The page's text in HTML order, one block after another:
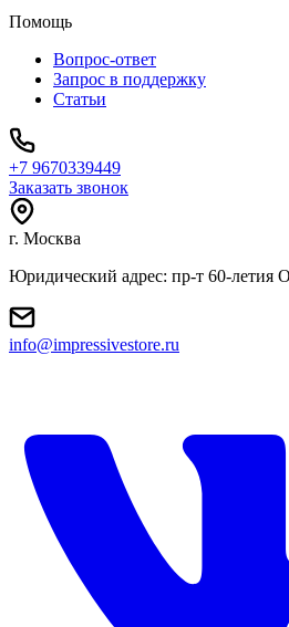
Помощь
Вопрос-ответ
Запрос в поддержку
Статьи
+7 9670339449
Заказать звонок
г. Москва
Юридический адрес: пр-т 60-летия
info@impressivestore.ru